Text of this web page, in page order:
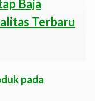
Baja
Terbaru
pada